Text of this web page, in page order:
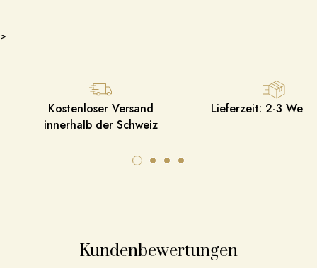
>
Kostenloser Versand
innerhalb der Schweiz
Lieferzeit: 2-3
Kundenbewertungen